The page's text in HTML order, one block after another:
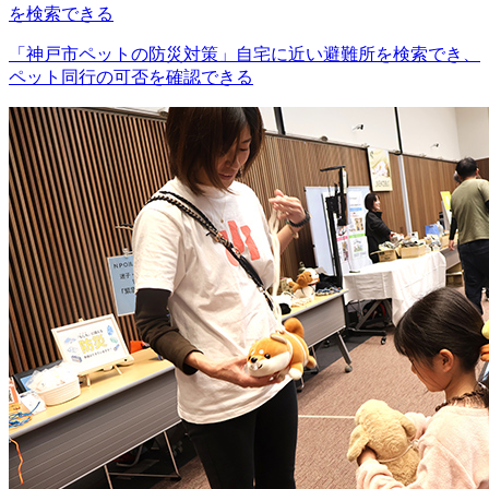
を検索できる
「神戸市ペットの防災対策」自宅に近い避難所を検索でき、
ペット同行の可否を確認できる